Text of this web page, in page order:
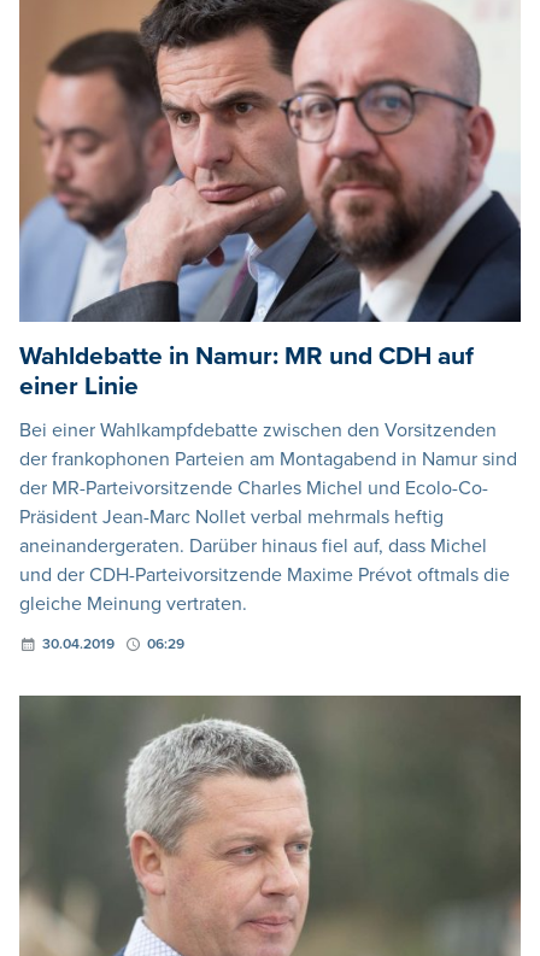
Wahldebatte in Namur: MR und CDH auf
einer Linie
Bei einer Wahlkampfdebatte zwischen den Vorsitzenden
der frankophonen Parteien am Montagabend in Namur sind
der MR-Parteivorsitzende Charles Michel und Ecolo-Co-
Präsident Jean-Marc Nollet verbal mehrmals heftig
aneinandergeraten. Darüber hinaus fiel auf, dass Michel
und der CDH-Parteivorsitzende Maxime Prévot oftmals die
gleiche Meinung vertraten.
30.04.2019 06:29